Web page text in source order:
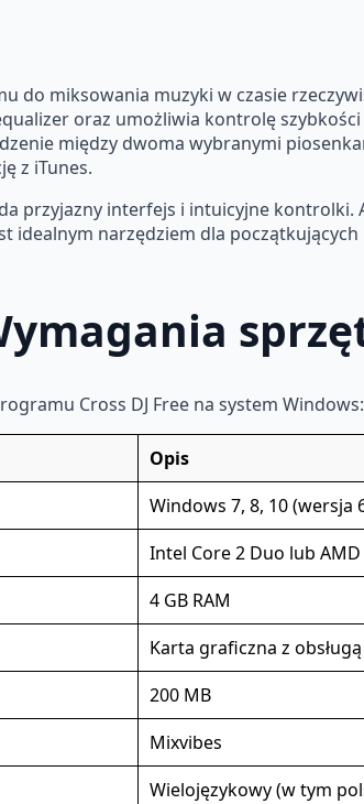
do miksowania muzyki w czasie
equalizer oraz umożliwia kontrolę
między dwoma wybranymi
z iTunes.
przyjazny interfejs i intuicyjne
idealnym narzędziem dla
Cross DJ Free na system Windows:
Opis
Windows 7, 8, 10 (wersja
Intel Core 2 Duo lub
4 GB RAM
Karta graficzna z
200 MB
Mixvibes
Wielojęzykowy (w tym